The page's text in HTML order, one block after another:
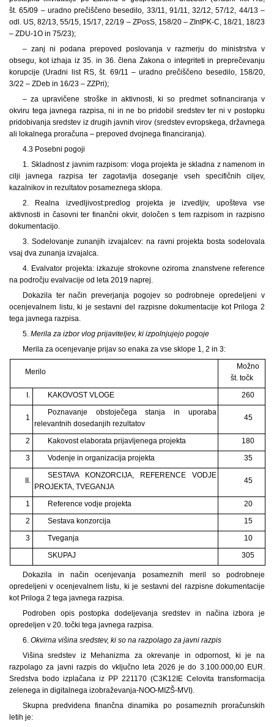
št. 65/09 – uradno prečiščeno besedilo, 33/11, 91/11, 32/12, 57/12, 44/13 –
odl. US, 82/13, 55/15, 15/17, 22/19 – ZPosS, 158/20 – ZIntPK-C, 18/21, 18/23
– ZDU-1O in 75/23);
– zanj ni podana prepoved poslovanja v razmerju do ministrstva v
obsegu, kot izhaja iz 35. in 36. člena Zakona o integriteti in preprečevanju
korupcije (Uradni list RS, št. 69/11 – uradno prečiščeno besedilo, 158/20,
3/22 – ZDeb in 16/23 – ZZPri);
– za upravičene stroške in aktivnosti, ki so predmet sofinanciranja v
okviru tega javnega razpisa, ni in ne bo pridobil sredstev ter ni v postopku
pridobivanja sredstev iz drugih javnih virov (sredstev evropskega, državnega
ali lokalnega proračuna – prepoved dvojnega financiranja).
4.3 Posebni pogoji
1. Skladnost z javnim razpisom: vloga projekta je skladna z namenom in
cilji javnega razpisa ter zagotavlja doseganje vseh specifičnih ciljev,
kazalnikov in rezultatov posameznega sklopa.
2. Realna izvedljivost:predlog projekta je izvedljiv, upošteva vse
aktivnosti in časovni ter finančni okvir, določen s tem razpisom in razpisno
dokumentacijo.
3. Sodelovanje zunanjih izvajalcev: na ravni projekta bosta sodelovala
vsaj dva zunanja izvajalca.
4. Evalvator projekta: izkazuje strokovne oziroma znanstvene reference
na področju evalvacije od leta 2019 naprej.
Dokazila ter način preverjanja pogojev so podrobneje opredeljeni v
ocenjevalnem listu, ki je sestavni del razpisne dokumentacije kot Priloga 2
tega javnega razpisa.
5. Merila za izbor vlog prijaviteljev, ki izpolnjujejo pogoje
Merila za ocenjevanje prijav so enaka za vse sklope 1, 2 in 3:
Merilo
Možno
št. točk
I.
KAKOVOST VLOGE 260
1
Poznavanje obstoječega stanja in uporaba
relevantnih dosedanjih rezultatov
45
2 Kakovost elaborata prijavljenega projekta
180
3
Vodenje in organizacija projekta 35
II.
SESTAVA KONZORCIJA, REFERENCE VODJE
PROJEKTA, TVEGANJA
45
1 Reference vodje projekta
20
2
Sestava konzorcija
15
3
Tveganja
10
SKUPAJ
305
Dokazila in način ocenjevanja posameznih meril so podrobneje
opredeljeni v ocenjevalnem listu, ki je sestavni del razpisne dokumentacije
kot Priloga 2 tega javnega razpisa.
Podroben opis postopka dodeljevanja sredstev in načina izbora je
opredeljen v 20. točki tega javnega razpisa.
6. Okvirna višina sredstev, ki so na razpolago za javni razpis
Višina sredstev iz Mehanizma za okrevanje in odpornost, ki je na
razpolago za javni razpis do vključno leta 2026 je do 3.100.000,00 EUR.
Sredstva bodo izplačana iz PP 221170 (C3K12IE Celovita transformacija
zelenega in digitalnega izobraževanja-NOO-MIZŠ-MVI).
Skupna predvidena finančna dinamika po posameznih proračunskih
letih je: